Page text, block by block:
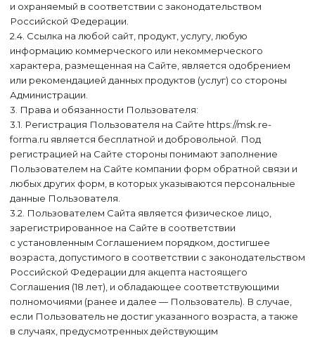
и охраняемый в соответствии с законодательством
Российской Федерации.
2.4. Ссылка на любой сайт, продукт, услугу, любую
информацию коммерческого или некоммерческого
характера, размещенная на Сайте, является одобрением
или рекомендацией данных продуктов (услуг) со стороны
Администрации.
3. Права и обязанности Пользователя:
3.1. Регистрация Пользователя на Сайте https://msk.re-
forma.ru является бесплатной и добровольной. Под
регистрацией на Сайте стороны понимают заполнение
Пользователем на Сайте компании форм обратной связи и
любых других форм, в которых указываются персональные
данные Пользователя.
3.2. Пользователем Сайта является физическое лицо,
зарегистрированное на Сайте в соответствии
с установленным Соглашением порядком, достигшее
возраста, допустимого в соответствии с законодательством
Российской Федерации для акцепта настоящего
Соглашения (18 лет), и обладающее соответствующими
полномочиями (ранее и далее — Пользователь). В случае,
если Пользователь не достиг указанного возраста, а также
в случаях, предусмотренных действующим